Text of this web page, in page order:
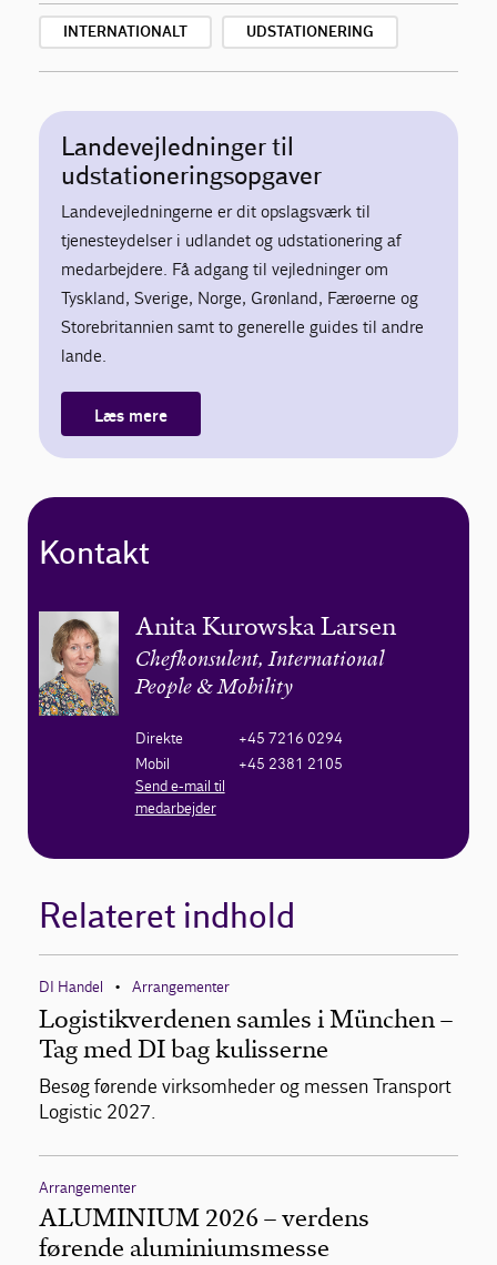
INTERNATIONALT UDSTATIONERING
Landevejledninger til
udstationeringsopgaver
Landevejledningerne er dit opslagsværk til
tjenesteydelser i udlandet og udstationering af
medarbejdere. Få adgang til vejledninger om
Tyskland, Sverige, Norge, Grønland, Færøerne og
Storebritannien samt to generelle guides til andre
lande.
Læs mere
Kontakt
Anita Kurowska Larsen
Chefkonsulent, International
People & Mobility
Direkte
+45 7216 0294
Mobil
+45 2381 2105
Send e-mail til
medarbejder
Relateret indhold
DI Handel • Arrangementer
Logistikverdenen samles i München –
Tag med DI bag kulisserne
Besøg førende virksomheder og messen Transport
Logistic 2027.
Arrangementer
ALUMINIUM 2026 – verdens
førende aluminiumsmesse